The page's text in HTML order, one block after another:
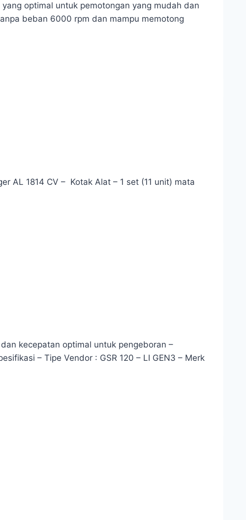
optimal untuk pemotongan yang mudah dan
beban 6000 rpm dan mampu memotong
AL 1814 CV – Kotak Alat – 1 set (11 unit) mata
kecepatan optimal untuk pengeboran –
– Tipe Vendor : GSR 120 – LI GEN3 – Merk